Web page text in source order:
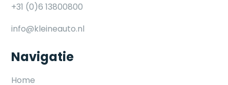
+31 (0)6 13800800
info@kleineauto.nl
Navigatie
Home